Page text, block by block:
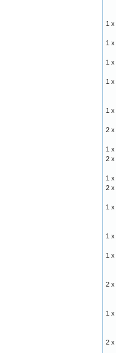
1 x
1 x
1 x
1 x
1 x
2 x
1 x
2 x
1 x
2 x
1 x
1 x
1 x
2 x
1 x
2 x